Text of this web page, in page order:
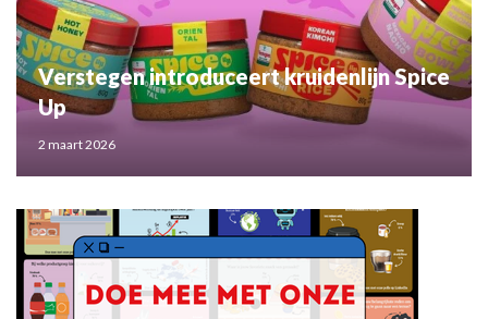
Verstegen introduceert kruidenlijn Spice
Up
2 maart 2026